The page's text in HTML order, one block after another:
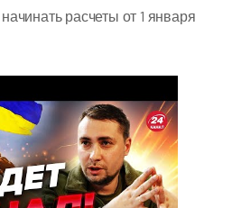
расчеты от 1 января